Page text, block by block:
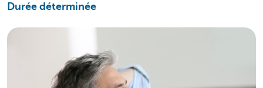
Durée déterminée